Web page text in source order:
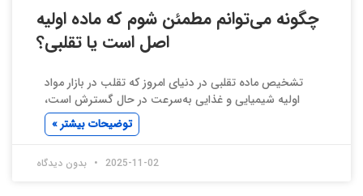
چگونه می‌توانم مطمئن شوم که ماده اولیه
اصل است یا تقلبی؟
تشخیص ماده تقلبی در دنیای امروز که تقلب در بازار مواد
اولیه شیمیایی و غذایی به‌سرعت در حال گسترش است،
توضیحات بیشتر »
2025-11-02 بدون دیدگاه